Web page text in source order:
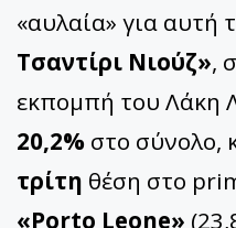
«αυλαία» για αυτή
Τσαντίρι Νιούζ»,
εκπομπή του Λάκη
20,2% στο σύνολο,
τρίτη θέση στο
«Porto Leone»